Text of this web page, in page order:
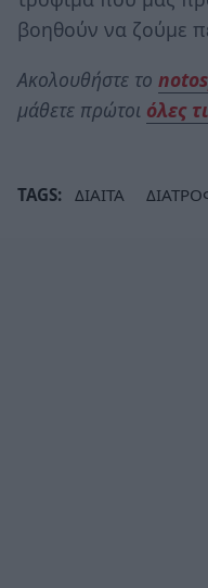
βοηθούν να ζούμε
Ακολουθήστε το
μάθετε πρώτοι όλες
TAGS: ΔΙΑΙΤΑ